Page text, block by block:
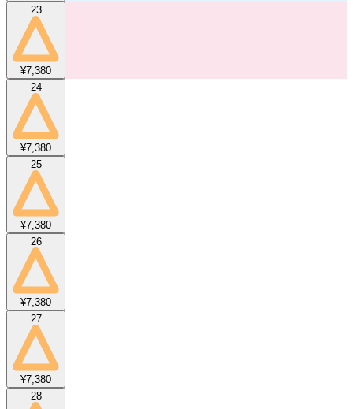
23
¥7,380
24
¥7,380
25
¥7,380
26
¥7,380
27
¥7,380
28